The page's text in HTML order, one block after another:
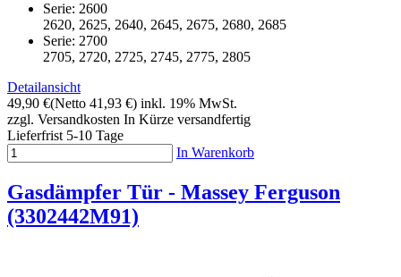
Serie: 2600
2620, 2625, 2640, 2645, 2675, 2680, 2685
Serie: 2700
2705, 2720, 2725, 2745, 2775, 2805
Detailansicht
49,90 €(Netto 41,93 €) inkl. 19% MwSt.
zzgl. Versandkosten In Kürze versandfertig
Lieferfrist 5-10 Tage
In Warenkorb
Gasdämpfer Tür - Massey Ferguson
(3302442M91)